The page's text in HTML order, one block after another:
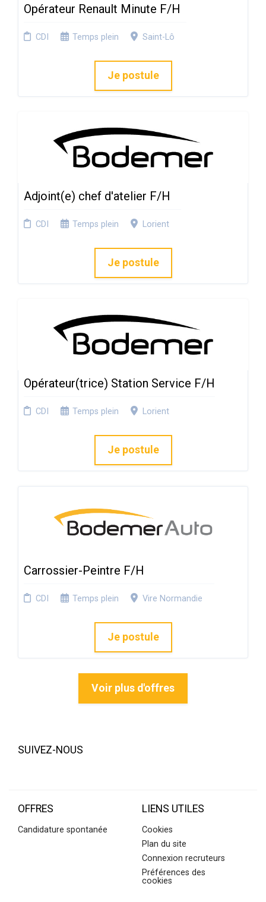
Opérateur Renault Minute F/H
CDI Temps plein Saint-Lô
Je postule
Adjoint(e) chef d'atelier F/H
CDI Temps plein Lorient
Je postule
Opérateur(trice) Station Service F/H
CDI Temps plein Lorient
Je postule
Carrossier-Peintre F/H
CDI Temps plein Vire Normandie
Je postule
Voir plus d'offres
SUIVEZ-NOUS
OFFRES
Candidature spontanée
LIENS UTILES
Cookies
Plan du site
Connexion recruteurs
Préférences des
cookies